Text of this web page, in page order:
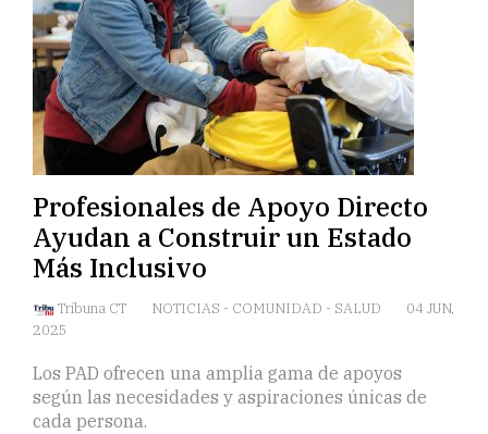
Profesionales de Apoyo Directo
Ayudan a Construir un Estado
Más Inclusivo
Tribuna CT NOTICIAS - COMUNIDAD - SALUD
04 JUN,
2025
Los PAD ofrecen una amplia gama de apoyos
según las necesidades y aspiraciones únicas de
cada persona.